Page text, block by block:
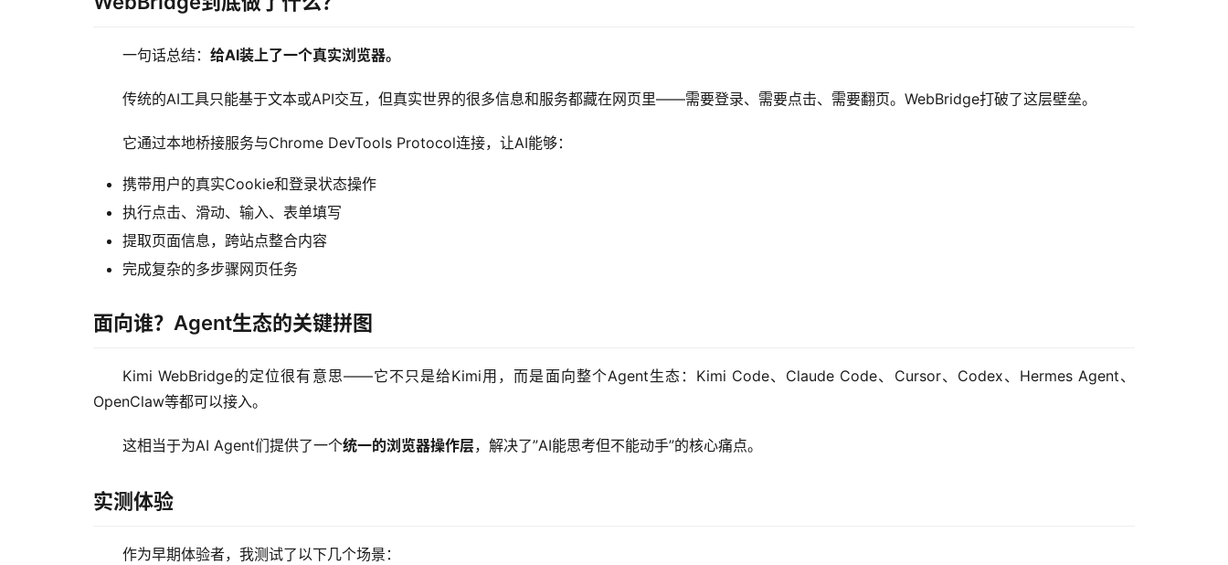
一句话总结： 给AI装上了一个真实浏览器。
传统的AI工具只能基于文本或API交互，但真实世界的很多信息和服务都藏在网页里——需要登录、需要点击、需要翻页。WebBridge打破了这层壁垒。
它通过本地桥接服务与Chrome DevTools Protocol连接，让AI能够：
携带用户的真实Cookie和登录状态操作
执行点击、滑动、输入、表单填写
提取页面信息，跨站点整合内容
完成复杂的多步骤网页任务
面向谁？Agent生态的关键拼图
Kimi WebBridge的定位很有意思——它不只是给Kimi用，而是面向整个Agent生态：Kimi Code、Claude Code、Cursor、Codex、Hermes Agent、
OpenClaw等都可以接入。
这相当于为AI Agent们提供了一个统一的浏览器操作层，解决了”AI能思考但不能动手”的核心痛点。
实测体验
作为早期体验者，我测试了以下几个场景：